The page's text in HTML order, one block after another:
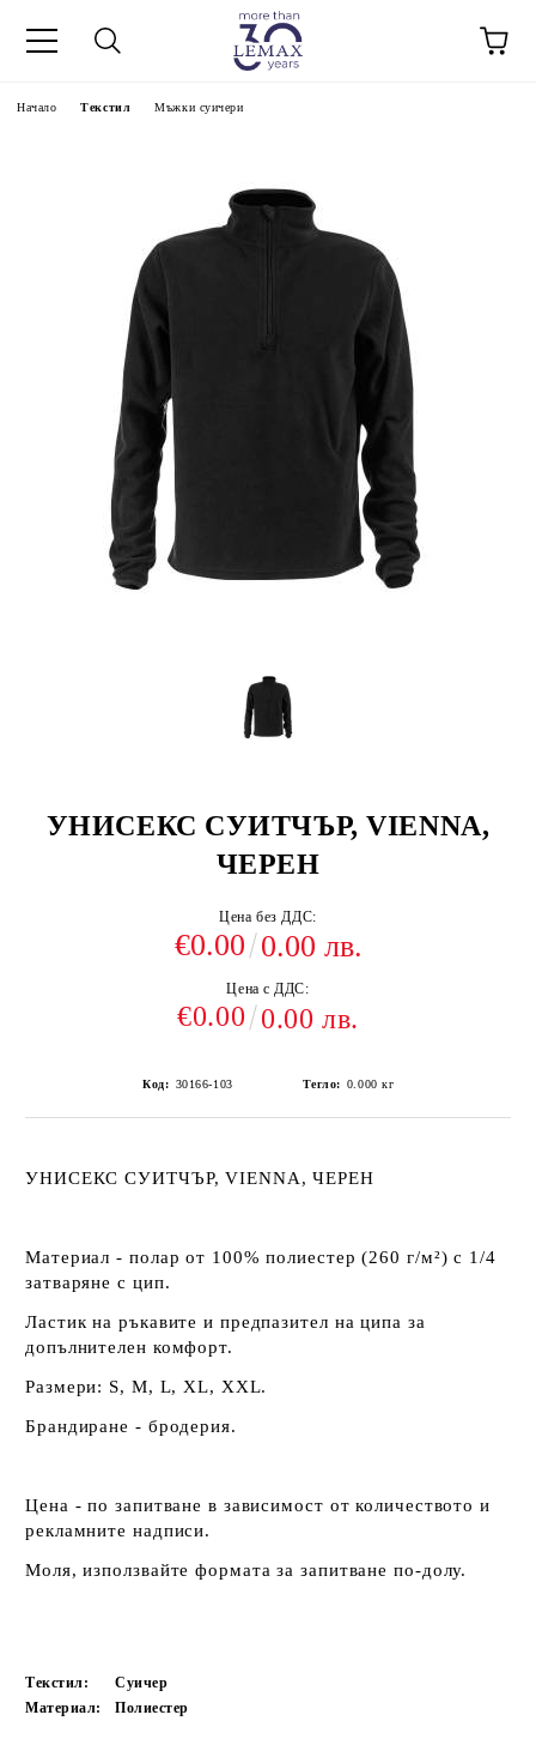
Начало Текстил Мъжки суичери
УНИСЕКС СУИТЧЪР, VIENNA,
ЧЕРЕН
Цена без ДДС:
€0.00 0.00 лв.
Цена с ДДС:
€0.00 0.00 лв.
Код: 30166-103 Тегло: 0.000 кг
УНИСЕКС СУИТЧЪР, VIENNA, ЧЕРЕН
Материал - полар от 100% полиестер (260 г/м²) с 1/4
затваряне с цип.
Ластик на ръкавите и предпазител на ципа за
допълнителен комфорт.
Размери: S, M, L, XL, XXL.
Брандиране - бродерия.
Цена - по запитване в зависимост от количеството и
рекламните надписи.
Моля, използвайте формата за запитване по-долу.
Текстил:
Суичер
Материал:
Полиестер